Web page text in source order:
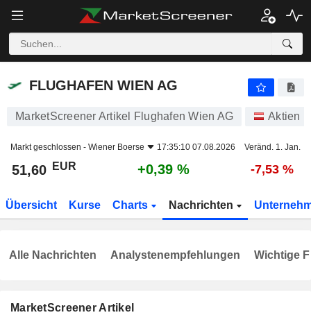
FLUGHAFEN WIEN AG
FLUGHAFEN WIEN AG
MarketScreener Artikel Flughafen Wien AG Aktien
Markt geschlossen - Wiener Boerse 17:35:10 07.08.2026 Veränd. 1. Jan.
51,60 EUR +0,39 % -7,53 %
Übersicht Kurse Charts Nachrichten
MarketScreener Artikel
Alle Nachrichten Analystenempfehlungen Wichtige